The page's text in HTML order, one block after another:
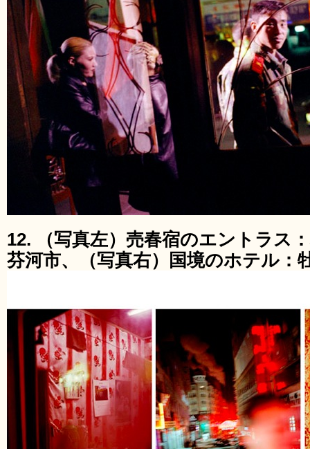
12. （写真左）売春宿のエントラス
芬河市、（写真右）国境のホテル：